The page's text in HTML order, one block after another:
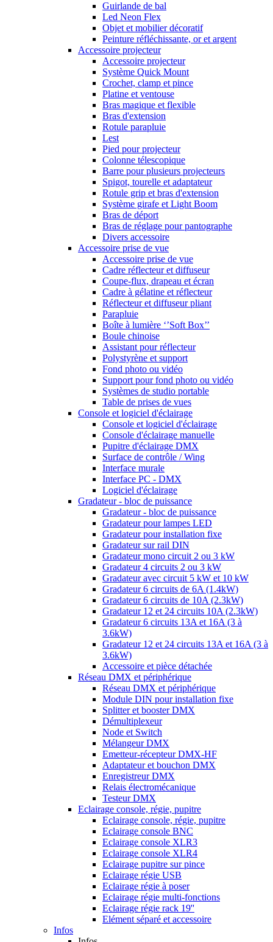
Guirlande de bal
Led Neon Flex
Objet et mobilier décoratif
Peinture réfléchissante, or et argent
Accessoire projecteur
Accessoire projecteur
Système Quick Mount
Crochet, clamp et pince
Platine et ventouse
Bras magique et flexible
Bras d'extension
Rotule parapluie
Lest
Pied pour projecteur
Colonne télescopique
Barre pour plusieurs projecteurs
Spigot, tourelle et adaptateur
Rotule grip et bras d'extension
Système girafe et Light Boom
Bras de déport
Bras de réglage pour pantographe
Divers accessoire
Accessoire prise de vue
Accessoire prise de vue
Cadre réflecteur et diffuseur
Coupe-flux, drapeau et écran
Cadre à gélatine et réflecteur
Réflecteur et diffuseur pliant
Parapluie
Boîte à lumière ‘’Soft Box’’
Boule chinoise
Assistant pour réflecteur
Polystyrène et support
Fond photo ou vidéo
Support pour fond photo ou vidéo
Systèmes de studio portable
Table de prises de vues
Console et logiciel d'éclairage
Console et logiciel d'éclairage
Console d'éclairage manuelle
Pupitre d'éclairage DMX
Surface de contrôle / Wing
Interface murale
Interface PC - DMX
Logiciel d'éclairage
Gradateur - bloc de puissance
Gradateur - bloc de puissance
Gradateur pour lampes LED
Gradateur pour installation fixe
Gradateur sur rail DIN
Gradateur mono circuit 2 ou 3 kW
Gradateur 4 circuits 2 ou 3 kW
Gradateur avec circuit 5 kW et 10 kW
Gradateur 6 circuits de 6A (1.4kW)
Gradateur 6 circuits de 10A (2.3kW)
Gradateur 12 et 24 circuits 10A (2.3kW)
Gradateur 6 circuits 13A et 16A (3 à
3.6kW)
Gradateur 12 et 24 circuits 13A et 16A (3 à
3.6kW)
Accessoire et pièce détachée
Réseau DMX et périphérique
Réseau DMX et périphérique
Module DIN pour installation fixe
Splitter et booster DMX
Démultiplexeur
Node et Switch
Mélangeur DMX
Emetteur-récepteur DMX-HF
Adaptateur et bouchon DMX
Enregistreur DMX
Relais électromécanique
Testeur DMX
Eclairage console, régie, pupitre
Eclairage console, régie, pupitre
Eclairage console BNC
Eclairage console XLR3
Eclairage console XLR4
Eclairage pupitre sur pince
Eclairage régie USB
Eclairage régie à poser
Eclairage régie multi-fonctions
Eclairage régie rack 19''
Elément séparé et accessoire
Infos